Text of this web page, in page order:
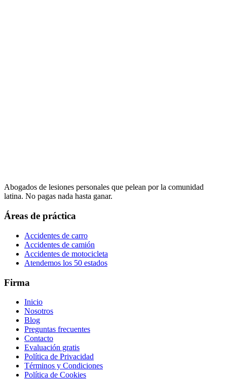
Abogados de lesiones personales que pelean por la comunidad
latina. No pagas nada hasta ganar.
Áreas de práctica
Accidentes de carro
Accidentes de camión
Accidentes de motocicleta
Atendemos los 50 estados
Firma
Inicio
Nosotros
Blog
Preguntas frecuentes
Contacto
Evaluación gratis
Política de Privacidad
Términos y Condiciones
Política de Cookies